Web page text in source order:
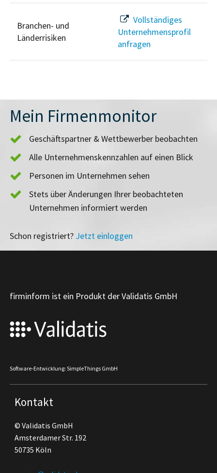
Branchen- und
Länderrisiken
Vollständiges
Unternehmensprofil
anfragen
Mein Firmenmonitor
Geschäftspartner & Wettbewerber beobachten
Alle Unternehmenskennzahlen auf einen Blick
Personen im Unternehmen sehen
Stets über Änderungen Ihrer beobachteten
Unternehmen informiert werden
Schon registriert? Jetzt einloggen
firminform ist ein Produkt der Validatis GmbH
Software-Entwicklung: SimpleThings GmbH
Kontakt
© Validatis GmbH
Amsterdamer Str. 192
50735 Köln